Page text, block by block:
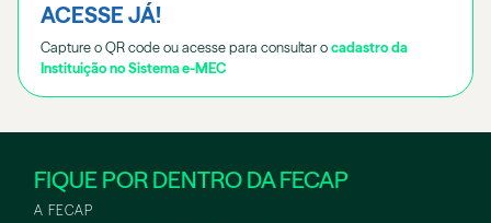
ACESSE JÁ!
Capture o QR code ou acesse para consultar o cadastro da
Instituição no Sistema e-MEC
FIQUE POR DENTRO DA FECAP
A FECAP